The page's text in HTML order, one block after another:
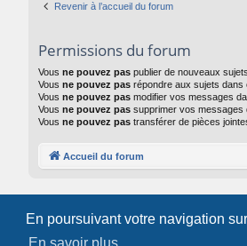
En poursuivant votre navigation
En savoir plus…
Revenir à l’accueil du forum
Permissions du forum
Vous ne pouvez pas publier de nouveaux
Vous ne pouvez pas répondre aux sujets dans
Vous ne pouvez pas modifier vos messages
Vous ne pouvez pas supprimer vos messages
Vous ne pouvez pas transférer de pièces
Accueil du forum